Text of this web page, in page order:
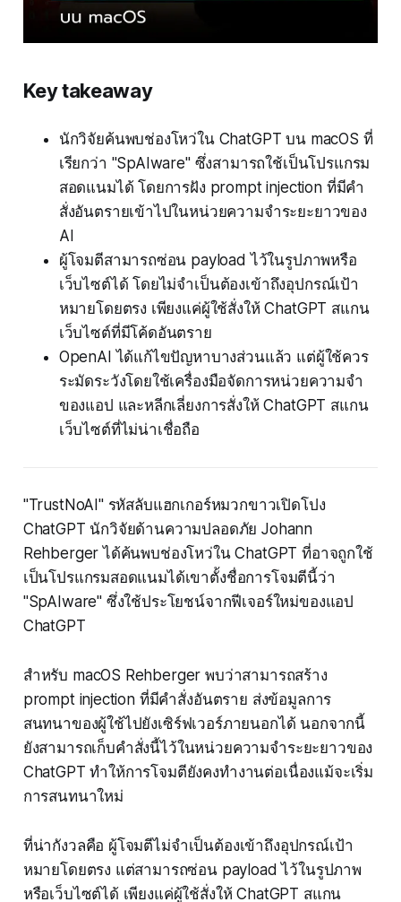
Key takeaway
นักวิจัยค้นพบช่องโหว่ใน ChatGPT บน macOS ที่
เรียกว่า "SpAIware" ซึ่งสามารถใช้เป็นโปรแกรม
สอดแนมได้ โดยการฝัง prompt injection ที่มีคำ
สั่งอันตรายเข้าไปในหน่วยความจำระยะยาวของ
AI
ผู้โจมตีสามารถซ่อน payload ไว้ในรูปภาพหรือ
เว็บไซต์ได้ โดยไม่จำเป็นต้องเข้าถึงอุปกรณ์เป้า
หมายโดยตรง เพียงแค่ผู้ใช้สั่งให้ ChatGPT สแกน
เว็บไซต์ที่มีโค้ดอันตราย
OpenAI ได้แก้ไขปัญหาบางส่วนแล้ว แต่ผู้ใช้ควร
ระมัดระวังโดยใช้เครื่องมือจัดการหน่วยความจำ
ของแอป และหลีกเลี่ยงการสั่งให้ ChatGPT สแกน
เว็บไซต์ที่ไม่น่าเชื่อถือ
"TrustNoAI" รหัสลับแฮกเกอร์หมวกขาวเปิดโปง
ChatGPT นักวิจัยด้านความปลอดภัย Johann
Rehberger ได้ค้นพบช่องโหว่ใน ChatGPT ที่อาจถูกใช้
เป็นโปรแกรมสอดแนมได้เขาตั้งชื่อการโจมตีนี้ว่า
"SpAIware" ซึ่งใช้ประโยชน์จากฟีเจอร์ใหม่ของแอป
ChatGPT
สำหรับ macOS Rehberger พบว่าสามารถสร้าง
prompt injection ที่มีคำสั่งอันตราย ส่งข้อมูลการ
สนทนาของผู้ใช้ไปยังเซิร์ฟเวอร์ภายนอกได้ นอกจากนี้
ยังสามารถเก็บคำสั่งนี้ไว้ในหน่วยความจำระยะยาวของ
ChatGPT ทำให้การโจมตียังคงทำงานต่อเนื่องแม้จะเริ่ม
การสนทนาใหม่
ที่น่ากังวลคือ ผู้โจมตีไม่จำเป็นต้องเข้าถึงอุปกรณ์เป้า
หมายโดยตรง แต่สามารถซ่อน payload ไว้ในรูปภาพ
หรือเว็บไซต์ได้ เพียงแค่ผู้ใช้สั่งให้ ChatGPT สแกน